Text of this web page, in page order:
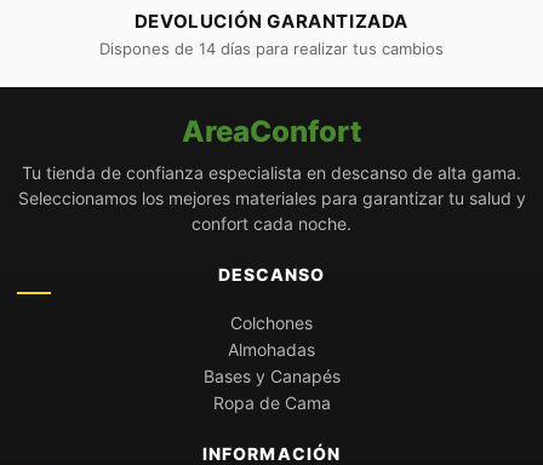
DEVOLUCIÓN GARANTIZADA
Dispones de 14 días para realizar tus cambios
AreaConfort
Tu tienda de confianza especialista en descanso de alta gama.
Seleccionamos los mejores materiales para garantizar tu salud y
confort cada noche.
DESCANSO
Colchones
Almohadas
Bases y Canapés
Ropa de Cama
INFORMACIÓN